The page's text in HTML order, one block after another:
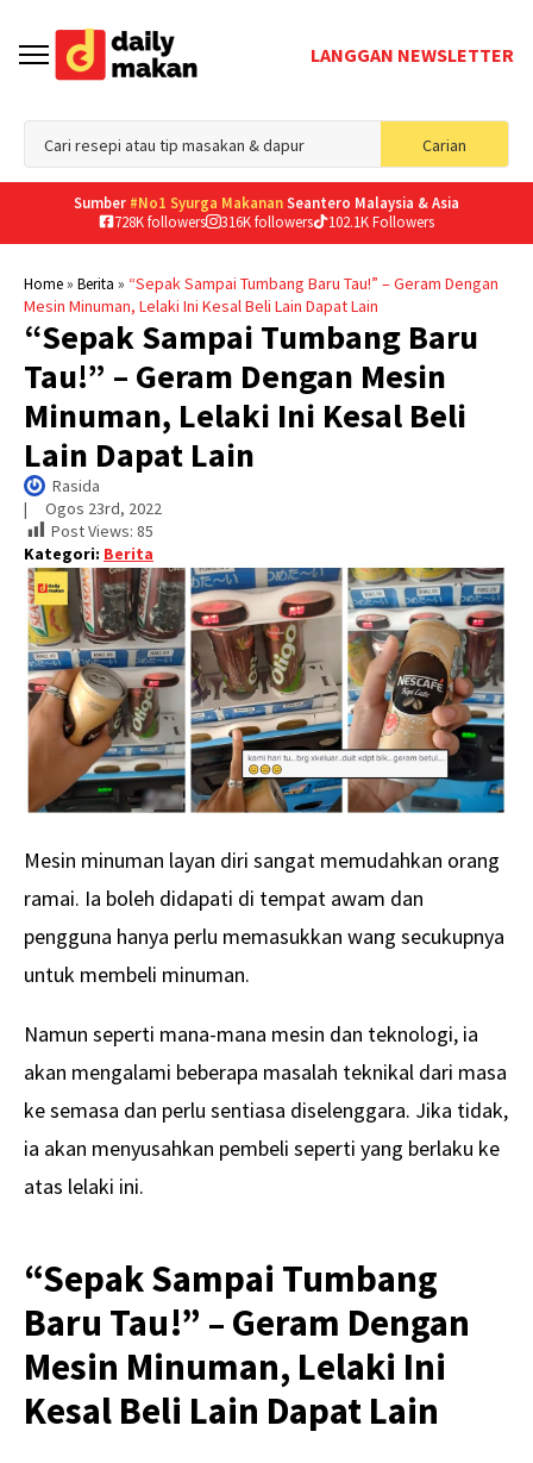
LANGGAN NEWSLETTER
Carian
for:
Sumber #No1 Syurga MakananSeantero Malaysia & Asia
728K followers
316K followers 102.1K Followers
Home» Berita » “Sepak Sampai Tumbang Baru Tau!” – Geram Dengan
Mesin Minuman, Lelaki Ini Kesal Beli Lain Dapat Lain
“Sepak Sampai Tumbang Baru
Tau!” – Geram Dengan Mesin
Minuman, Lelaki Ini Kesal Beli
Lain Dapat Lain
Rasida
| Ogos 23rd, 2022
Post Views: 85
Kategori: Berita
Mesin minuman layan diri sangat memudahkan orang
ramai. Ia boleh didapati di tempat awam dan
pengguna hanya perlu memasukkan wang secukupnya
untuk membeli minuman.
Namun seperti mana-mana mesin dan teknologi, ia
akan mengalami beberapa masalah teknikal dari masa
ke semasa dan perlu sentiasa diselenggara. Jika tidak,
ia akan menyusahkan pembeli seperti yang berlaku ke
atas lelaki ini.
“Sepak Sampai Tumbang
Baru Tau!” – Geram Dengan
Mesin Minuman, Lelaki Ini
Kesal Beli Lain Dapat Lain